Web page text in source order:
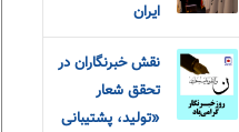
ایران
نقش خبرنگاران در
تحقق شعار
«تولید، پشتیبانی